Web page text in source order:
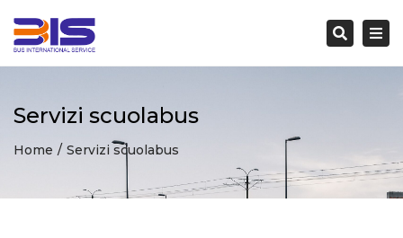
Servizi scuolabus
Home Servizi scuolabus